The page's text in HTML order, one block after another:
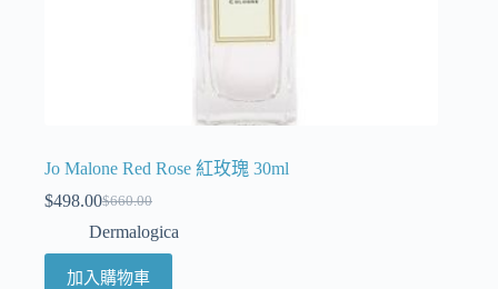
Jo Malone Red Rose 紅玫瑰 30ml
$660.00
$498.00
Dermalogica
加入購物車